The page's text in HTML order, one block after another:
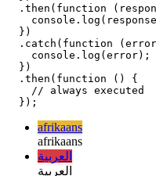
axios.get('/user', {
    params: {
      ID: 12345
    }
.then(function
.catch(function
  })
  .then(function () {
    // always executed